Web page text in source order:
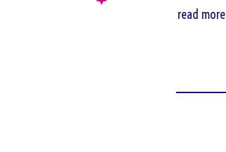
read more